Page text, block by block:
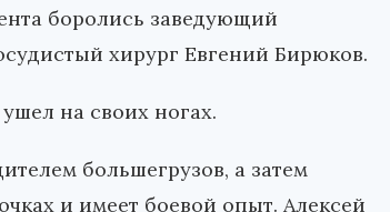
боролись заведующий
хирург Евгений Бирюков.
на своих ногах.
большегрузов, а затем
и имеет боевой опыт. Алексей